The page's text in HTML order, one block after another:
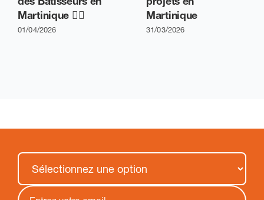
Martinique 👷‍♂️
01/04/2026
Martinique
31/03/2026